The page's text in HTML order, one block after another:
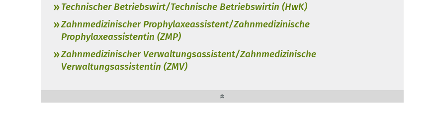
Technischer Betriebswirt/Technische Betriebswirtin (HwK)
Zahnmedizinischer Prophylaxeassistent/Zahnmedizinische
Prophylaxeassistentin (ZMP)
Zahnmedizinischer Verwaltungsassistent/Zahnmedizinische
Verwaltungsassistentin (ZMV)